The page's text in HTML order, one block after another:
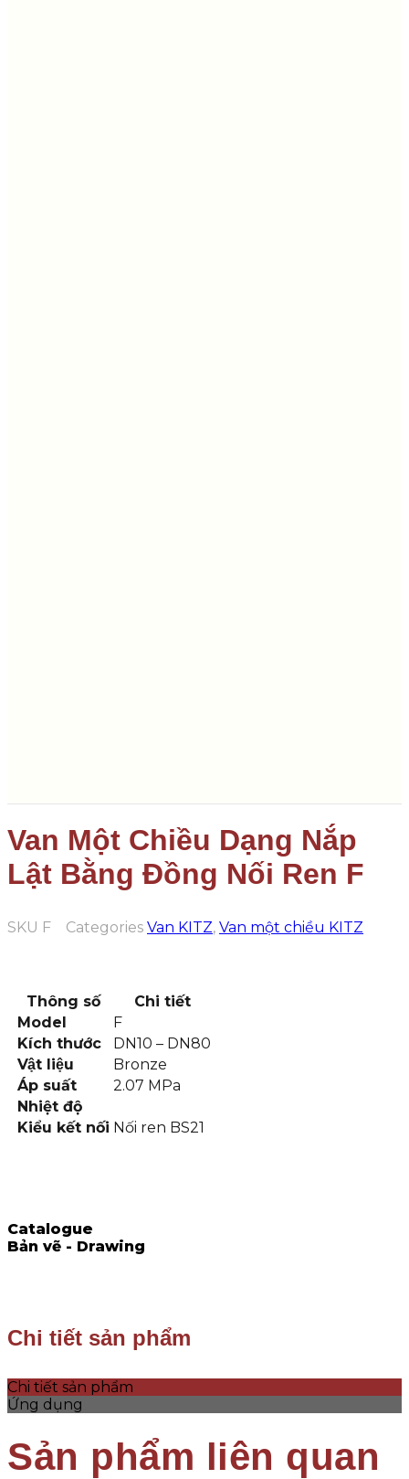
Van Một Chiều Dạng Nắp
Lật Bằng Đồng Nối Ren F
SKU F Categories Van KITZ, Van một chiều KITZ
Thông số
Chi tiết
Model
F
Kích thước
DN10 – DN80
Vật liệu
Bronze
Áp suất
2.07 MPa
Nhiệt độ
Kiểu kết nối Nối ren BS21
Catalogue
Bản vẽ - Drawing
Chi tiết sản phẩm
Chi tiết sản phẩm
Ứng dụng